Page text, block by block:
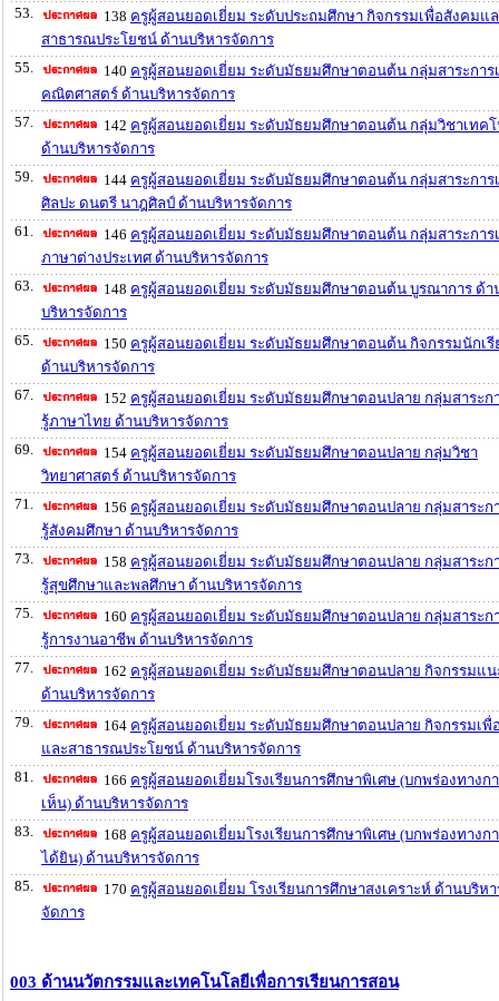
53. 138 ครูผู้สอนยอดเยี่ยม ระดับประถมศึกษา กิจกรรมเพื่อสังคมแ
สาธารณประโยชน์ ด้านบริหารจัดการ
55.
140 ครูผู้สอนยอดเยี่ยม ระดับมัธยมศึกษาตอนต้น กลุ่มสาระการ
คณิตศาสตร์ ด้านบริหารจัดการ
57.
142 ครูผู้สอนยอดเยี่ยม ระดับมัธยมศึกษาตอนต้น กลุ่มวิชาเทค
ด้านบริหารจัดการ
59.
144 ครูผู้สอนยอดเยี่ยม ระดับมัธยมศึกษาตอนต้น กลุ่มสาระการ
ศิลปะ ดนตรี นาฎศิลป์ ด้านบริหารจัดการ
61.
146 ครูผู้สอนยอดเยี่ยม ระดับมัธยมศึกษาตอนต้น กลุ่มสาระการ
ภาษาต่างประเทศ ด้านบริหารจัดการ
63.
148 ครูผู้สอนยอดเยี่ยม ระดับมัธยมศึกษาตอนต้น บูรณาการ ด้า
บริหารจัดการ
65.
150 ครูผู้สอนยอดเยี่ยม ระดับมัธยมศึกษาตอนต้น กิจกรรมนักเรี
ด้านบริหารจัดการ
67.
152 ครูผู้สอนยอดเยี่ยม ระดับมัธยมศึกษาตอนปลาย กลุ่มสาระก
รู้ภาษาไทย ด้านบริหารจัดการ
69.
154 ครูผู้สอนยอดเยี่ยม ระดับมัธยมศึกษาตอนปลาย กลุ่มวิชา
วิทยาศาสตร์ ด้านบริหารจัดการ
71.
156 ครูผู้สอนยอดเยี่ยม ระดับมัธยมศึกษาตอนปลาย กลุ่มสาระก
รู้สังคมศึกษา ด้านบริหารจัดการ
73.
158 ครูผู้สอนยอดเยี่ยม ระดับมัธยมศึกษาตอนปลาย กลุ่มสาระก
รู้สุขศึกษาและพลศึกษา ด้านบริหารจัดการ
75.
160 ครูผู้สอนยอดเยี่ยม ระดับมัธยมศึกษาตอนปลาย กลุ่มสาระก
รู้การงานอาชีพ ด้านบริหารจัดการ
77.
162 ครูผู้สอนยอดเยี่ยม ระดับมัธยมศึกษาตอนปลาย กิจกรรมแ
ด้านบริหารจัดการ
79.
164 ครูผู้สอนยอดเยี่ยม ระดับมัธยมศึกษาตอนปลาย กิจกรรมเพื่
และสาธารณประโยชน์ ด้านบริหารจัดการ
81.
166 ครูผู้สอนยอดเยี่ยมโรงเรียนการศึกษาพิเศษ (บกพร่องทางก
เห็น) ด้านบริหารจัดการ
83.
168 ครูผู้สอนยอดเยี่ยมโรงเรียนการศึกษาพิเศษ (บกพร่องทางก
ได้ยิน) ด้านบริหารจัดการ
85.
170 ครูผู้สอนยอดเยี่ยม โรงเรียนการศึกษาสงเคราะห์ ด้านบริหา
จัดการ
003 ด้านนวัตกรรมและเทคโนโลยีเพื่อการเรียนการสอน